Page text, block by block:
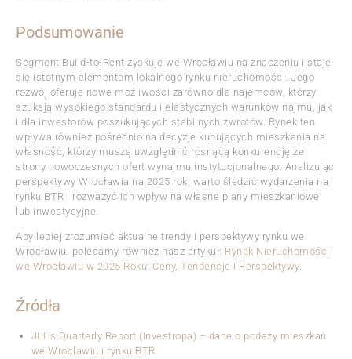
Podsumowanie
Segment Build-to-Rent zyskuje we Wrocławiu na znaczeniu i staje
się istotnym elementem lokalnego rynku nieruchomości. Jego
rozwój oferuje nowe możliwości zarówno dla najemców, którzy
szukają wysokiego standardu i elastycznych warunków najmu, jak
i dla inwestorów poszukujących stabilnych zwrotów. Rynek ten
wpływa również pośrednio na decyzje kupujących mieszkania na
własność, którzy muszą uwzględnić rosnącą konkurencję ze
strony nowoczesnych ofert wynajmu instytucjonalnego. Analizując
perspektywy Wrocławia na 2025 rok, warto śledzić wydarzenia na
rynku BTR i rozważyć ich wpływ na własne plany mieszkaniowe
lub inwestycyjne.
Aby lepiej zrozumieć aktualne trendy i perspektywy rynku we
Wrocławiu, polecamy również nasz artykuł: Rynek Nieruchomości
we Wrocławiu w 2025 Roku: Ceny, Tendencje i Perspektywy.
Źródła
JLL’s Quarterly Report (Investropa) – dane o podaży mieszkań
we Wrocławiu i rynku BTR